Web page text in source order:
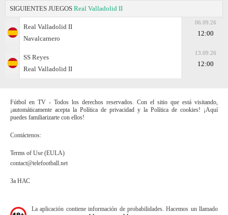
SIGUIENTES JUEGOS Real Valladolid II
Real Valladolid II
Navalcarnero
06.09.26
12:00
SS Reyes
Real Valladolid II
13.09.26
12:00
Fútbol en TV - Todos los derechos reservados. Con el sitio que está visitando,
¡automáticamente acepta la Política de privacidad y la Política de cookies! ¡Aquí
puedes familiarizarte con ellos!
Contáctenos:
Terms of Use (EULA)
contact@telefootball.net
За НАС
La aplicación contiene información de probabilidades. Hacemos un llamado